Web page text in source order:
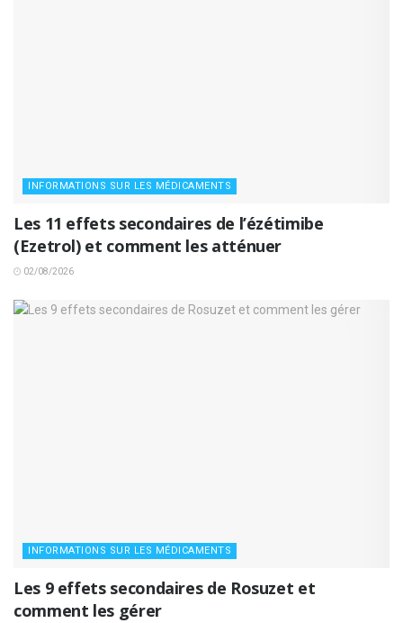
INFORMATIONS SUR LES MÉDICAMENTS
Les 11 effets secondaires de l’ézétimibe
(Ezetrol) et comment les atténuer
02/08/2026
INFORMATIONS SUR LES MÉDICAMENTS
Les 9 effets secondaires de Rosuzet et
comment les gérer